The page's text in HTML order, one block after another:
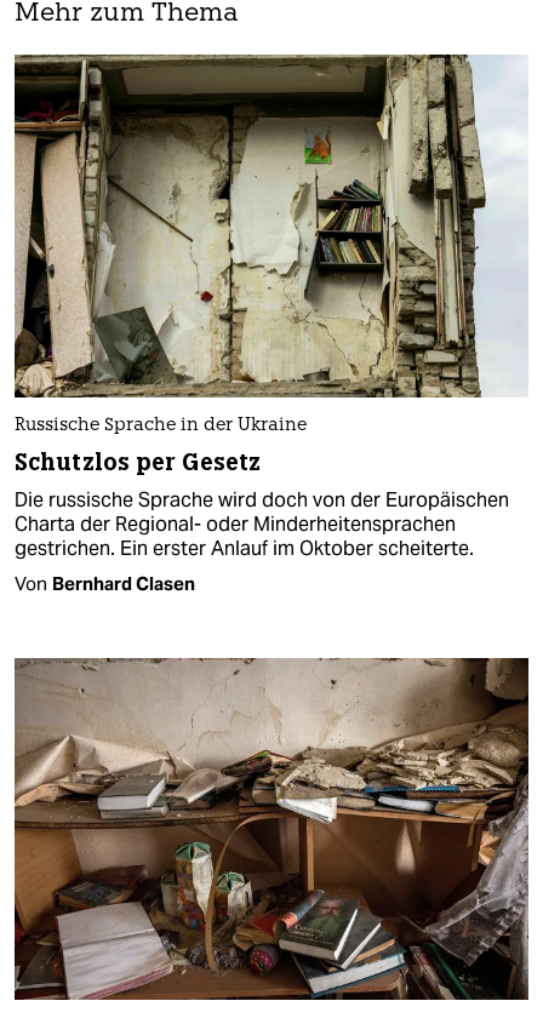
Mehr zum Thema
Russische Sprache in der Ukraine
Schutzlos per Gesetz
Die russische Sprache wird doch von der Europäischen
Charta der Regional- oder Minderheitensprachen
gestrichen. Ein erster Anlauf im Oktober scheiterte.
Von Bernhard Clasen